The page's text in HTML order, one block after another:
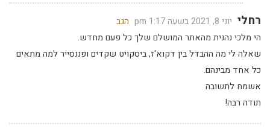
רחלי יוני 8, 2021 בשעה 1:17 pm
הגב
הי מלכי נהנית מהאתר המושלם שלך כל פעם מחדש.
שאלה לי מה ההבדל בין דקוא'ז, ביסקויט שקדים ופננסייר למה מתאים
כל אחד מבינהם.
אשמח לתשובה
תודה רבה!